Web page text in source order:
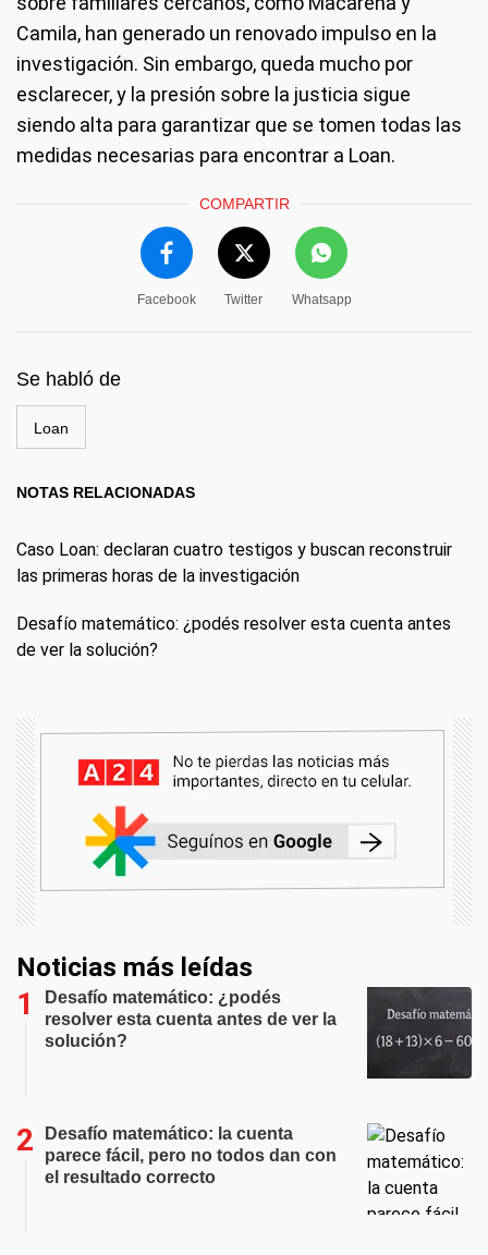
Camila, han generado un renovado impulso en la
investigación. Sin embargo, queda mucho por
esclarecer, y la presión sobre la justicia sigue
siendo alta para garantizar que se tomen todas las
medidas necesarias para encontrar a Loan.
COMPARTIR
Facebook Twitter Whatsapp
Se habló de
Loan
NOTAS RELACIONADAS
Caso Loan: declaran cuatro testigos y buscan reconstruir
las primeras horas de la investigación
Desafío matemático: ¿podés resolver esta cuenta antes
de ver la solución?
Noticias más leídas
Desafío matemático: ¿podés
resolver esta cuenta antes de ver la
solución?
Desafío matemático: la cuenta
parece fácil, pero no todos dan con
el resultado correcto